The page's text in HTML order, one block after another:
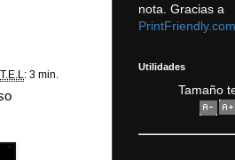
T.E.L: 3 min.
nota. Gracias a
PrintFriendly.com
Utilidades
Tamaño